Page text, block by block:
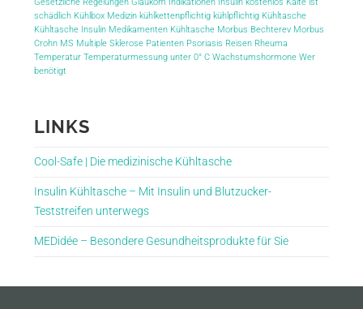
schädlich Kühlbox Medizin kühlkettenpflichtig kühlpflichtig Kühltasche
Kühltasche Insulin Medikamenten Kühltasche Morbus Bechterev Morbus
Crohn MS Multiple Sklerose Patienten Psoriasis Reisen Rheuma
Temperatur Temperaturmessung unter 0° C Wachstumshormone Wer
benötigt
LINKS
Cool-Safe | Die medizinische Kühltasche
Insulin Kühltasche – Mit Insulin und Blutzucker-
Teststreifen unterwegs
MEDidée – Besondere Gesundheitsprodukte für Sie